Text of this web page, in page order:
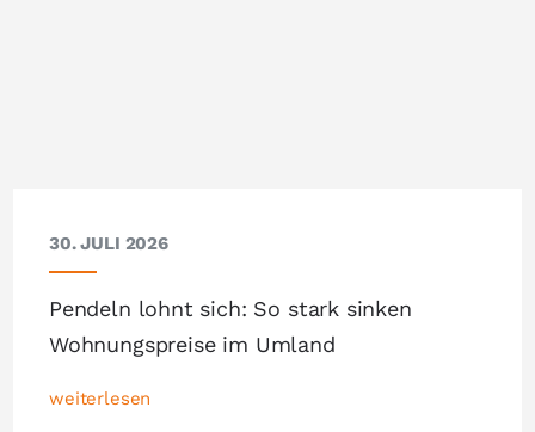
30. JULI 2026
Pendeln lohnt sich: So stark sinken
Wohnungspreise im Umland
weiterlesen